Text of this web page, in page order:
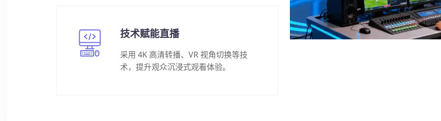
技术赋能直播
采用 4K 高清转播、VR 视角切换等技
术，提升观众沉浸式观看体验。